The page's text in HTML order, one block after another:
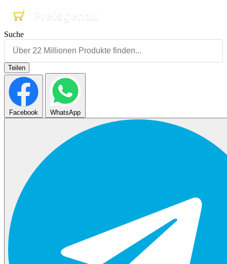
Preisgenau
Preisgenau
Preisgenau
Suche
Teilen
Facebook WhatsApp